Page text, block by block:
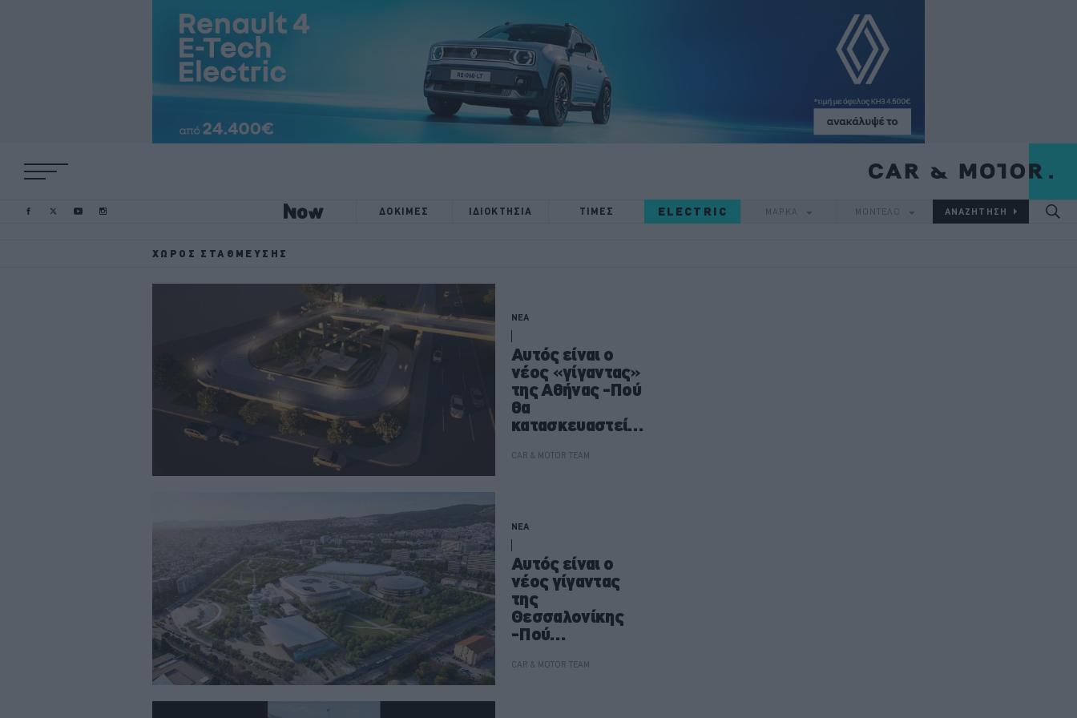
ΔΟΚΙΜΕΣ ΙΔΙΟΚΤΗΣΙΑ ΤΙΜΕΣ ELECTRIC ΜΑΡΚΑ ΜΟΝΤΕΛΟ
ΧΏΡΟΣ ΣΤΆΘΜΕΥΣΗΣ
ΝΕΑ
Αυτός είναι ο
νέος «γίγαντας»
της Αθήνας -Πού
θα
κατασκευαστεί
των 700 θέσεων
CAR & MOTOR TEAM
ΝΕΑ
Αυτός είναι ο
νέος γίγαντας
της
Θεσσαλονίκης
-Πού
parking με πάνω
CAR & MOTOR TEAM